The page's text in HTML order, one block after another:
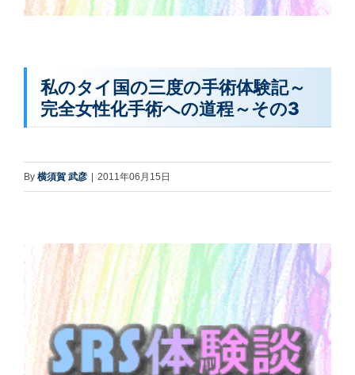
私のタイ国の三度の手術体験記～
完全女性化手術への道程～その3
By 横須賀 武彦 | 2011年06月15日